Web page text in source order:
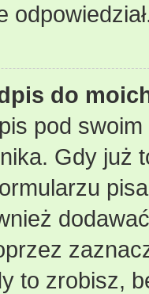
do
pod
Gdy już
to zrobisz,